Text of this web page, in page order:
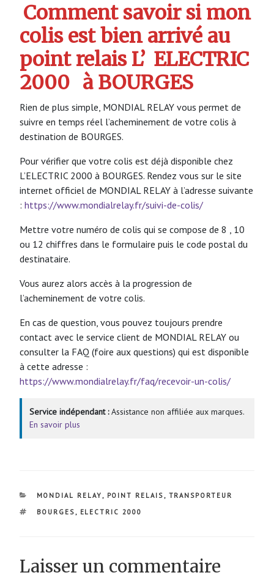
Comment savoir si mon
colis est bien arrivé au
point relais L’ ELECTRIC
2000 à BOURGES
Rien de plus simple, MONDIAL RELAY vous permet de
suivre en temps réel l’acheminement de votre colis à
destination de BOURGES.
Pour vérifier que votre colis est déjà disponible chez
L’ELECTRIC 2000 à BOURGES. Rendez vous sur le site
internet officiel de MONDIAL RELAY à l’adresse suivante
: https://www.mondialrelay.fr/suivi-de-colis/
Mettre votre numéro de colis qui se compose de 8 , 10
ou 12 chiffres dans le formulaire puis le code postal du
destinataire.
Vous aurez alors accès à la progression de
l’acheminement de votre colis.
En cas de question, vous pouvez toujours prendre
contact avec le service client de MONDIAL RELAY ou
consulter la FAQ (foire aux questions) qui est disponible
à cette adresse :
https://www.mondialrelay.fr/faq/recevoir-un-colis/
Service indépendant :Assistance non affiliée aux marques.
En savoir plus
CATÉGORIES
MONDIAL RELAY , POINT RELAIS , TRANSPORTEUR
ÉTIQUETTES
BOURGES , ELECTRIC 2000
Laisser un commentaire